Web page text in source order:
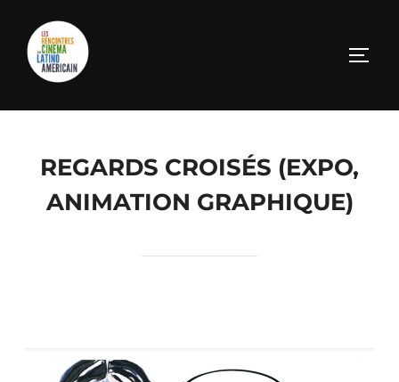
REGARDS CROISÉS (EXPO,
ANIMATION GRAPHIQUE)